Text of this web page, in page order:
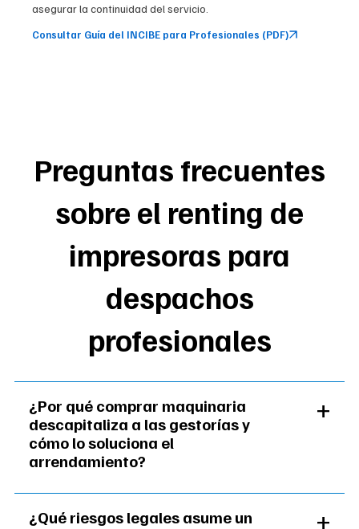
asegurar la continuidad del servicio.
Consultar Guía del INCIBE para Profesionales (PDF)
Preguntas frecuentes
sobre el renting de
impresoras para
despachos
profesionales
¿Por qué comprar maquinaria
descapitaliza a las gestorías y
cómo lo soluciona el
arrendamiento?
profesionales se evita sustituyendo la compra
¿Qué riesgos legales asume un